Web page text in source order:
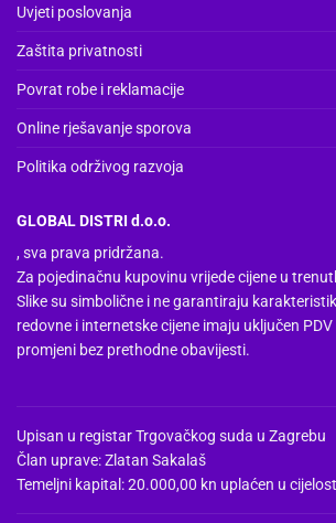
Uvjeti poslovanja
Zaštita privatnosti
Povrat robe i reklamacije
Online rješavanje sporova
Politika održivog razvoja
GLOBAL DISTRI d.o.o.
, sva prava pridržana.
Za pojedinačnu kupovinu vrijede cijene u
Slike su simbolične i ne garantiraju
redovne i internetske cijene imaju uključen
promjeni bez prethodne obavijesti.
Upisan u registar Trgovačkog suda u Zagrebu
Član uprave: Zlatan Sakalaš
Temeljni kapital: 20.000,00 kn uplaćen u